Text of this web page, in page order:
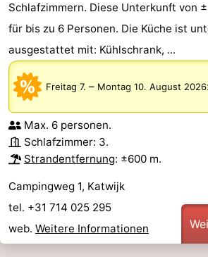
Schlafzimmern. Diese Unterkunft von
für bis zu 6 Personen. Die Küche ist
ausgestattet mit: Kühlschrank, ...
Freitag 7. – Montag 10. August 2026:
Max. 6 personen.
Schlafzimmer: 3.
Strandentfernung: ±600 m.
Campingweg 1, Katwijk
tel. +31 714 025 295
web. Weitere Informationen